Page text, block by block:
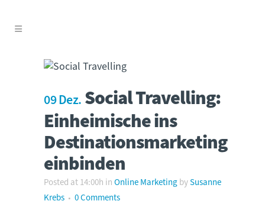
09 Dez. Social Travelling:
Einheimische ins
Destinationsmarketing
einbinden
Posted at 14:00h inOnline MarketingbySusanne
Krebs
0 Comments